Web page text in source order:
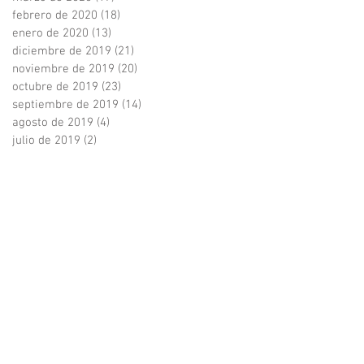
febrero de 2020 (18)
enero de 2020 (13)
diciembre de 2019 (21)
noviembre de 2019 (20)
octubre de 2019 (23)
septiembre de 2019 (14)
agosto de 2019 (4)
julio de 2019 (2)